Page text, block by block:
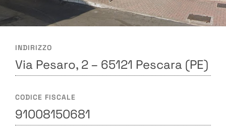
INDIRIZZO
Via Pesaro, 2 – 65121 Pescara (PE)
CODICE FISCALE
91008150681